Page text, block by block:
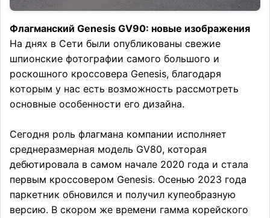
Флагманский Genesis GV90: новые изображения
На днях в Сети были опубликованы свежие
шпионские фотографии самого большого и
роскошного кроссовера Genesis, благодаря
которым у нас есть возможность рассмотреть
основные особенности его дизайна.
Сегодня роль флагмана компании исполняет
среднеразмерная модель GV80, которая
дебютировала в самом начале 2020 года и стала
первым кроссовером Genesis. Осенью 2023 года
паркетник обновился и получил купеобразную
версию. В скором же времени гамма корейского